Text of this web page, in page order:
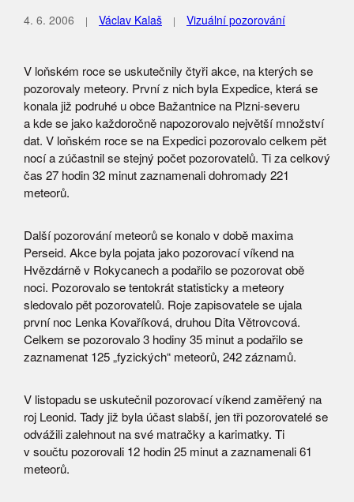
4. 6. 2006 Václav Kalaš Vizuální pozorování
V loňském roce se uskutečnily čtyři akce, na kterých se
pozorovaly meteory. První z nich byla Expedice, která se
konala již podruhé u obce Bažantnice na Plzni-severu
a kde se jako každoročně napozorovalo největší množství
dat. V loňském roce se na Expedici pozorovalo celkem pět
nocí a zúčastnil se stejný počet pozorovatelů. Ti za celkový
čas 27 hodin 32 minut zaznamenali dohromady 221
meteorů.
Další pozorování meteorů se konalo v době maxima
Perseid. Akce byla pojata jako pozorovací víkend na
Hvězdárně v Rokycanech a podařilo se pozorovat obě
noci. Pozorovalo se tentokrát statisticky a meteory
sledovalo pět pozorovatelů. Roje zapisovatele se ujala
první noc Lenka Kovaříková, druhou Dita Větrovcová.
Celkem se pozorovalo 3 hodiny 35 minut a podařilo se
zaznamenat 125 „fyzických“ meteorů, 242 záznamů.
V listopadu se uskutečnil pozorovací víkend zaměřený na
roj Leonid. Tady již byla účast slabší, jen tři pozorovatelé se
odvážili zalehnout na své matračky a karimatky. Ti
v součtu pozorovali 12 hodin 25 minut a zaznamenali 61
meteorů.